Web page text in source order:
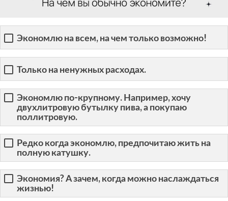
Экономлю на всем, на чем только возможно!
Только на ненужных расходах.
Экономлю по-крупному. Например, хочу
двухлитровую бутылку пива, а покупаю
поллитровую.
Редко когда экономлю, предпочитаю жить на
полную катушку.
Экономия? А зачем, когда можно наслаждаться
жизнью!